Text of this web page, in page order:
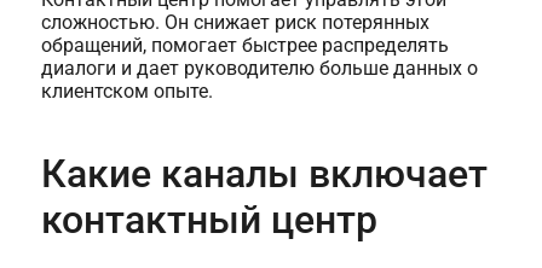
сложностью. Он снижает риск потерянных
обращений, помогает быстрее распределять
диалоги и дает руководителю больше данных о
клиентском опыте.
Какие каналы включает
контактный центр